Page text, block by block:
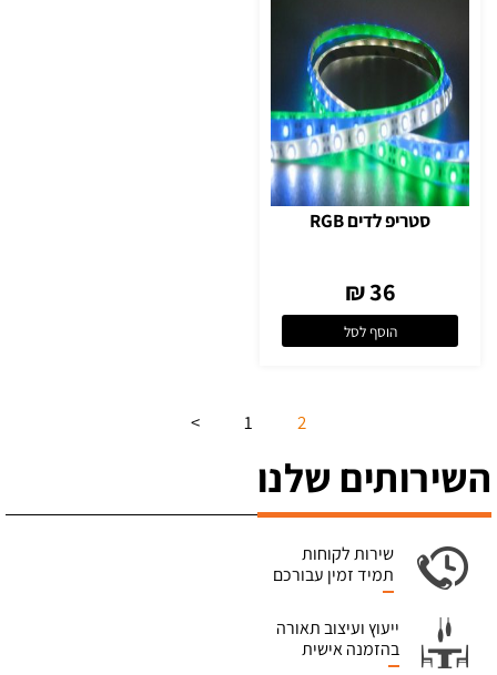
סטריפ לדים RGB
36 ₪
הוסף לסל
> 1 2
השירותים שלנו
שירות לקוחות
תמיד זמין עבורכם
ייעוץ ועיצוב תאורה
בהזמנה אישית